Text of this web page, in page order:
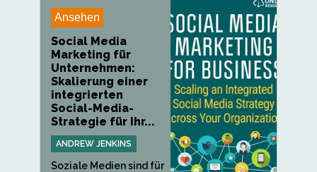
Ansehen
Social Media
Marketing für
Unternehmen:
Skalierung einer
integrierten
Social-Media-
Strategie für Ihr...
ANDREW JENKINS
Soziale Medien sind für